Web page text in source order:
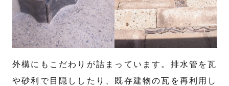
外構にもこだわりが詰まっています。排水管を瓦
や砂利で目隠ししたり、既存建物の瓦を再利用し